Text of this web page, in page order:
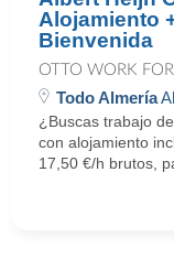
Alojamiento
Bienvenida
OTTO WORK
Todo Almería
¿Buscas trabajo
con alojamiento
17,50 €/h brutos,